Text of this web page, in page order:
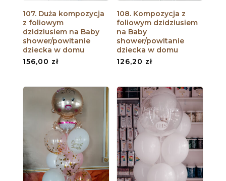
107. Duża kompozycja
z foliowym
dzidziusiem na Baby
shower/powitanie
dziecka w domu
156,00 zł
108. Kompozycja z
foliowym dzidziusiem
na Baby
shower/powitanie
dziecka w domu
126,20 zł